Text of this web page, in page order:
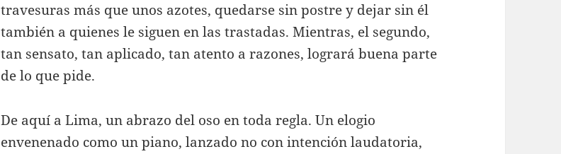
travesuras más que unos azotes, quedarse sin postre y dejar sin él
también a quienes le siguen en las trastadas. Mientras, el segundo,
tan sensato, tan aplicado, tan atento a razones, logrará buena parte
de lo que pide.
De aquí a Lima, un abrazo del oso en toda regla. Un elogio
envenenado como un piano, lanzado no con intención laudatoria,